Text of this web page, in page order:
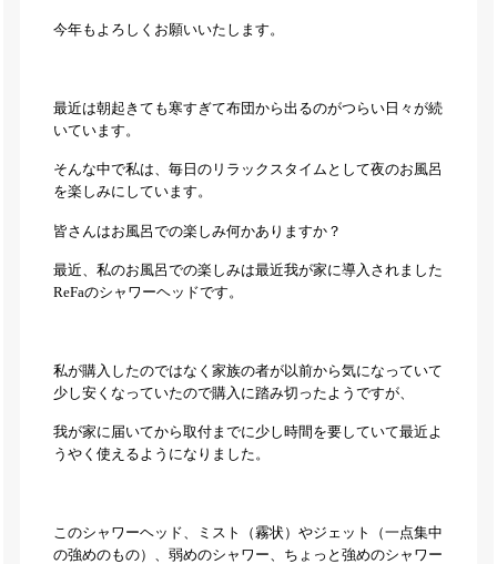
今年もよろしくお願いいたします。
最近は朝起きても寒すぎて布団から出るのがつらい日々が続
いています。
そんな中で私は、毎日のリラックスタイムとして夜のお風呂
を楽しみにしています。
皆さんはお風呂での楽しみ何かありますか？
最近、私のお風呂での楽しみは最近我が家に導入されました
ReFaのシャワーヘッドです。
私が購入したのではなく家族の者が以前から気になっていて
少し安くなっていたので購入に踏み切ったようですが、
我が家に届いてから取付までに少し時間を要していて最近よ
うやく使えるようになりました。
このシャワーヘッド、ミスト（霧状）やジェット（一点集中
の強めのもの）、弱めのシャワー、ちょっと強めのシャワー